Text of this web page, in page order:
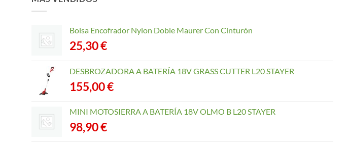
Bolsa Encofrador Nylon Doble Maurer Con Cinturón
25,30€
DESBROZADORA A BATERÍA 18V GRASS CUTTER L20 STAYER
155,00€
MINI MOTOSIERRA A BATERÍA 18V OLMO B L20 STAYER
98,90€